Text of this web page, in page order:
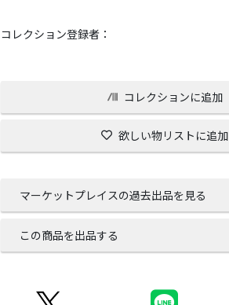
コレクション登録者：
コレクションに追加
欲しい物リストに追加
マーケットプレイスの過去出品を見る
この商品を出品する